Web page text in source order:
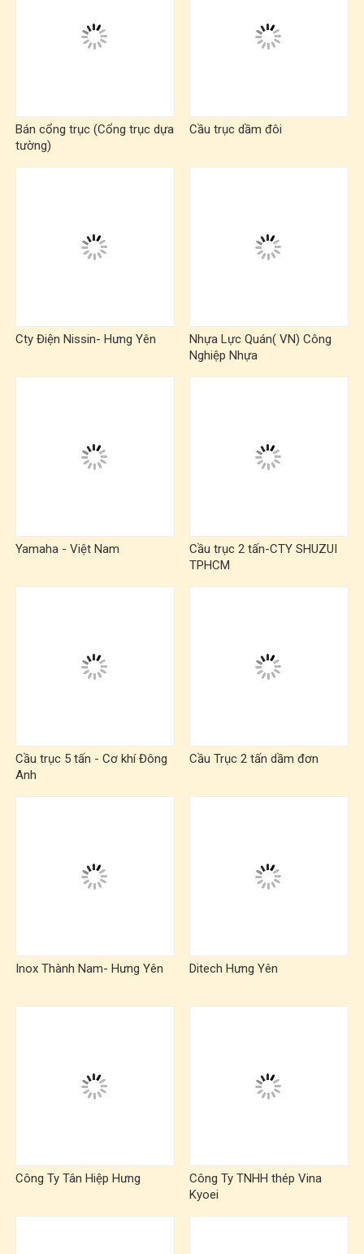
Bán cổng trục (Cổng trục dựa
tường)
Cầu trục dầm đôi
Cty Điện Nissin- Hưng Yên
Nhựa Lực Quán( VN) Công
Nghiệp Nhựa
Yamaha - Việt Nam
Cầu trục 2 tấn-CTY SHUZUI
TPHCM
Cầu trục 5 tấn - Cơ khí Đông
Anh
Cầu Trục 2 tấn dầm đơn
Inox Thành Nam- Hưng Yên Ditech Hưng Yên
Công Ty Tân Hiệp Hưng
Công Ty TNHH thép Vina
Kyoei